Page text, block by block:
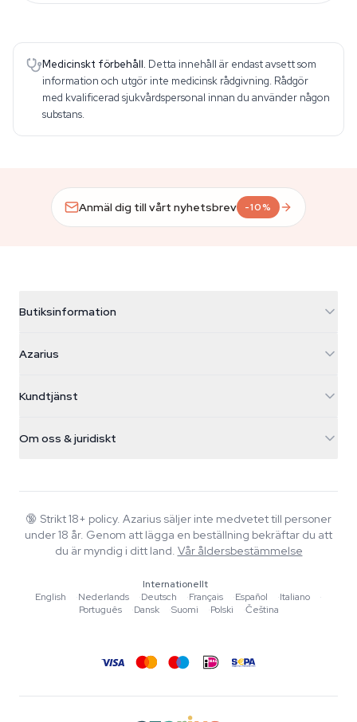
Medicinskt förbehåll. Detta innehåll är endast avsett som
information och utgör inte medicinsk rådgivning. Rådgör
med kvalificerad sjukvårdspersonal innan du använder någon
substans.
Anmäl dig till vårt nyhetsbrev -10%
Butiksinformation
Galvaniweg 11
Nederland
+31(0)204897914
Azarius
Magiska svampar
Smokeshop
Kundtjänst
Returpolicy
Vanliga frågor
Integritetspolicy
Om oss & juridiskt
Wiki
Blog
Musik
Redaktionella standarder
Verktyg & Kalkylatorer
🔞 Strikt 18+ policy. Azarius säljer inte medvetet till personer
under 18 år. Genom att lägga en beställning bekräftar du att
du är myndig i ditt land. Vår åldersbestämmelse
Internationellt
English
·Nederlands ·Deutsch ·Français ·Español ·Italiano
·
Português
·Dansk ·Suomi ·Polski ·Čeština